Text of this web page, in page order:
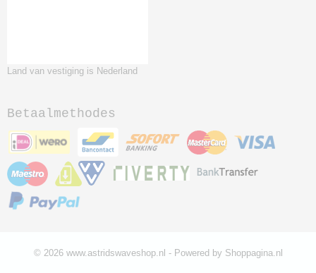
Land van vestiging is Nederland
Betaalmethodes
© 2026 www.astridswaveshop.nl - Powered by Shoppagina.nl